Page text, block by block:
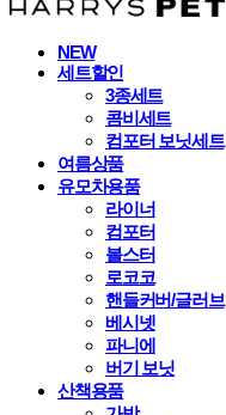
NEW
세트할인
3종세트
콤비세트
컴포터 보닛세트
여름상품
유모차용품
라이너
컴포터
볼스터
로코코
핸들커버/글러브
베시넷
파니에
버기 보닛
산책용품